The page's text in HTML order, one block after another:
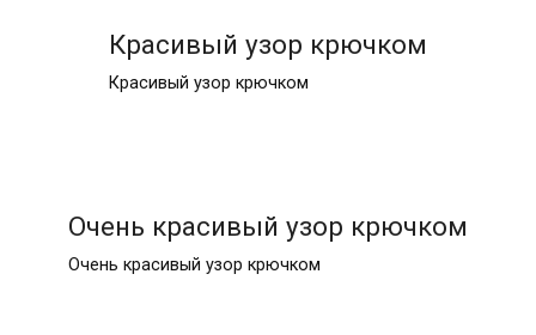
Красивый узор крючком
Красивый узор крючком
Очень красивый узор крючком
Очень красивый узор крючком